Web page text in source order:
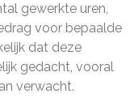
gewerkte uren,
voor bepaalde
dat deze
gedacht, vooral
verwacht.